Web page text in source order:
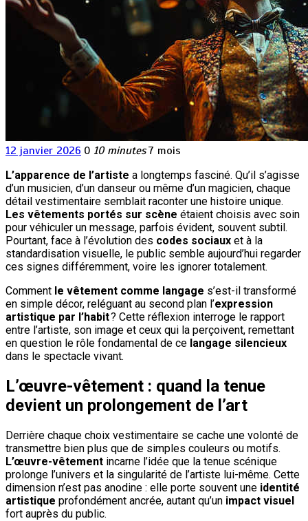
12 janvier 2026 0 10 minutes 7 mois
L’apparence de l’artiste a longtemps fasciné. Qu’il s’agisse
d’un musicien, d’un danseur ou même d’un magicien, chaque
détail vestimentaire semblait raconter une histoire unique.
Les vêtements portés sur scène étaient choisis avec soin
pour véhiculer un message, parfois évident, souvent subtil.
Pourtant, face à l’évolution des codes sociaux et à la
standardisation visuelle, le public semble aujourd’hui regarder
ces signes différemment, voire les ignorer totalement.
Comment le vêtement comme langage s’est-il transformé
en simple décor, reléguant au second plan l’expression
artistique par l’habit? Cette réflexion interroge le rapport
entre l’artiste, son image et ceux qui la perçoivent, remettant
en question le rôle fondamental de ce langage silencieux
dans le spectacle vivant.
L’œuvre-vêtement : quand la tenue
devient un prolongement de l’art
Derrière chaque choix vestimentaire se cache une volonté de
transmettre bien plus que de simples couleurs ou motifs.
L’œuvre-vêtement incarne l’idée que la tenue scénique
prolonge l’univers et la singularité de l’artiste lui-même. Cette
dimension n’est pas anodine : elle porte souvent une identité
artistique profondément ancrée, autant qu’un impact visuel
fort auprès du public.